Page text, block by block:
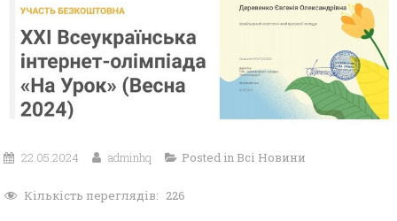
22.05.2024 adminhq Posted in Всі Новини
Кількість переглядів: 226